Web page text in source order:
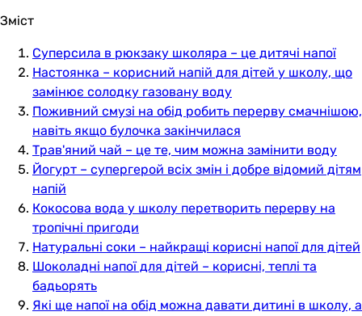
Зміст
Суперсила в рюкзаку школяра – це дитячі напої
Настоянка – корисний напій для дітей у школу, що
замінює солодку газовану воду
Поживний смузі на обід робить перерву смачнішою,
навіть якщо булочка закінчилася
Трав'яний чай – це те, чим можна замінити воду
Йогурт – супергерой всіх змін і добре відомий дітям
напій
Кокосова вода у школу перетворить перерву на
тропічні пригоди
Натуральні соки – найкращі корисні напої для дітей
Шоколадні напої для дітей – корисні, теплі та
бадьорять
Які ще напої на обід можна давати дитині в школу, а